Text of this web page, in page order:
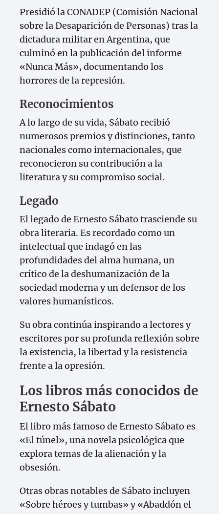
Presidió la CONADEP (Comisión Nacional
sobre la Desaparición de Personas) tras la
dictadura militar en Argentina, que
culminó en la publicación del informe
«Nunca Más», documentando los
horrores de la represión.
Reconocimientos
A lo largo de su vida, Sábato recibió
numerosos premios y distinciones, tanto
nacionales como internacionales, que
reconocieron su contribución a la
literatura y su compromiso social.
Legado
El legado de Ernesto Sábato trasciende su
obra literaria. Es recordado como un
intelectual que indagó en las
profundidades del alma humana, un
crítico de la deshumanización de la
sociedad moderna y un defensor de los
valores humanísticos.
Su obra continúa inspirando a lectores y
escritores por su profunda reflexión sobre
la existencia, la libertad y la resistencia
frente a la opresión.
Los libros más conocidos de
Ernesto Sábato
El libro más famoso de Ernesto Sábato es
«El túnel», una novela psicológica que
explora temas de la alienación y la
obsesión.
Otras obras notables de Sábato incluyen
«Sobre héroes y tumbas» y «Abaddón el